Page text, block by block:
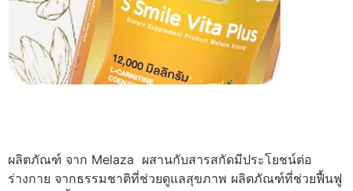
ผลิตภัณฑ์ จาก Melaza ผสานกับสารสกัดมีประโยชน์ต่อ
ร่างกาย จากธรรมชาติที่ช่วยดูแลสุขภาพ ผลิตภัณฑ์ที่ช่วยฟื้นฟู